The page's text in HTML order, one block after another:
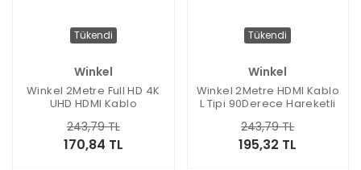
Tükendi
Winkel
Winkel 2Metre Full HD 4K
UHD HDMI Kablo
170,84 TL
243,79 TL
Tükendi
Winkel
Winkel 2Metre HDMI Kablo
L Tipi 90Derece Hareketli
195,32 TL
243,79 TL